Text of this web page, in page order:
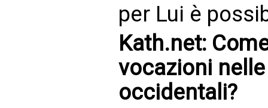
per Lui è
Kath.net:
vocazioni
occidentali?